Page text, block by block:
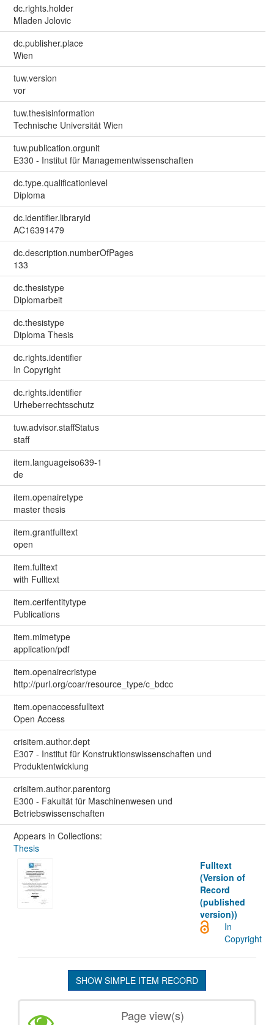
dc.rights.holder
Mladen Jolovic
dc.publisher.place
Wien
tuw.version
vor
tuw.thesisinformation
Technische Universität Wien
tuw.publication.orgunit
E330 - Institut für Managementwissenschaften
dc.type.qualificationlevel
Diploma
dc.identifier.libraryid
AC16391479
dc.description.numberOfPages
133
dc.thesistype
Diplomarbeit
dc.thesistype
Diploma Thesis
dc.rights.identifier
In Copyright
dc.rights.identifier
Urheberrechtsschutz
tuw.advisor.staffStatus
staff
item.languageiso639-1
de
item.openairetype
master thesis
item.grantfulltext
open
item.fulltext
with Fulltext
item.cerifentitytype
Publications
item.mimetype
application/pdf
item.openairecristype
http://purl.org/coar/resource_type/c_bdcc
item.openaccessfulltext
Open Access
crisitem.author.dept
E307 - Institut für Konstruktionswissenschaften und
Produktentwicklung
crisitem.author.parentorg
E300 - Fakultät für Maschinenwesen und
Betriebswissenschaften
Appears in Collections:
Thesis
Fulltext
(Version of
Record
(published
version))
In
Copyright
SHOW SIMPLE ITEM RECORD
Page view(s)